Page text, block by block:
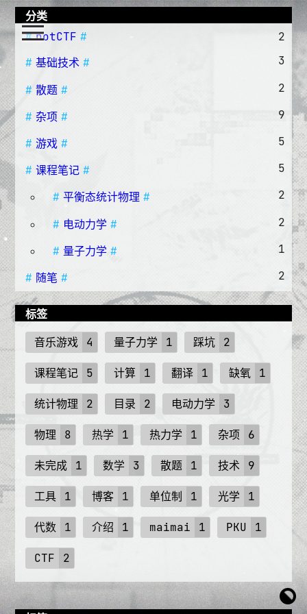
分类
notCTF
2
基础技术
3
散题 2
杂项 9
游戏 5
课程笔记 5
平衡态统计物理 2
电动力学 2
量子力学 1
随笔 2
标签
音乐游戏 4 量子力学 1 踩坑 2
课程笔记 5 计算 1 翻译 1 缺氧 1
统计物理 2 目录 2 电动力学 3
物理 8 热学 1 热力学 1 杂项 6
未完成 1 数学 3 散题 1 技术 9
工具 1 博客 1 单位制 1 光学 1
代数 1 介绍 1 maimai 1 PKU 1
CTF 2